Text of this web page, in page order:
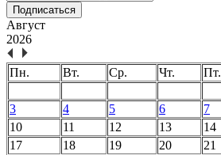
Подписаться
Август
2026
Пн. Вт. Ср. Чт. Пт.
3
4 5 6 7
10
11 12 13 14
17
18 19 20 21